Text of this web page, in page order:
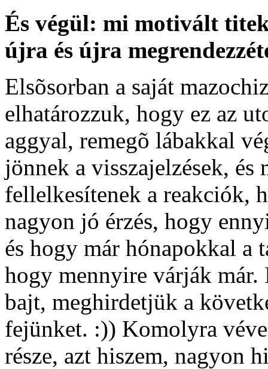
És végül: mi motivált
újra és újra
Elsõsorban a saját
elhatározzuk, hogy ez az
aggyal, remegõ lábakkal
jönnek a visszajelzések,
fellelkesítenek a reakciók,
nagyon jó érzés, hogy
és hogy már hónapokkal a
hogy mennyire várják
bajt, meghirdetjük a
fejünket. :)) Komolyra
része, azt hiszem, nagyon